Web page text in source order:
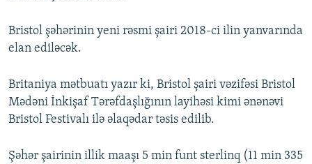
Bristol şəhərinin yeni rəsmi şairi 2018-ci ilin yanvarında
elan ediləcək.
Britaniya mətbuatı yazır ki, Bristol şairi vəzifəsi Bristol
Mədəni İnkişaf Tərəfdaşlığının layihəsi kimi ənənəvi
Bristol Festivalı ilə əlaqədar təsis edilib.
Şəhər şairinin illik maaşı 5 min funt sterlinq (11 min 335